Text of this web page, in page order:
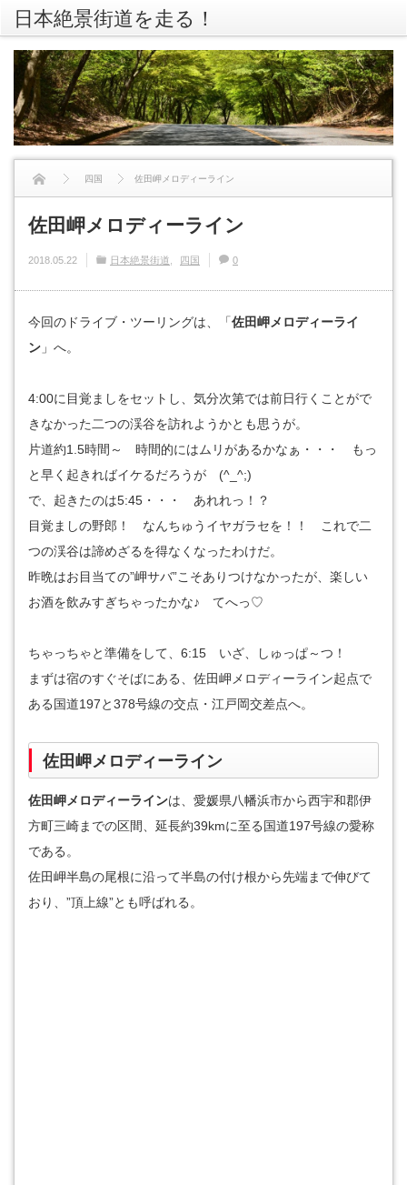
日本絶景街道を走る！
四国 佐田岬メロディーライン
佐田岬メロディーライン
2018.05.22 日本絶景街道 四国 0
今回のドライブ・ツーリングは、「佐田岬メロディーライ
ン 」へ。
4:00に目覚ましをセットし、気分次第では前日行くことがで
きなかった二つの渓谷を訪れようかとも思うが。
片道約1.5時間～ 時間的にはムリがあるかなぁ・・・ もっ
と早く起きればイケるだろうが (^_^;)
で、起きたのは5:45・・・ あれれっ！？
目覚ましの野郎！ なんちゅうイヤガラセを！！ これで二
つの渓谷は諦めざるを得なくなったわけだ。
昨晩はお目当ての”岬サバ”こそありつけなかったが、楽しい
お酒を飲みすぎちゃったかな♪ てへっ♡
ちゃっちゃと準備をして、6:15 いざ、しゅっぱ～つ！
まずは宿のすぐそばにある、佐田岬メロディーライン起点で
ある国道197と378号線の交点・江戸岡交差点へ。
佐田岬メロディーライン
佐田岬メロディーラインは、愛媛県八幡浜市から西宇和郡伊
方町三崎までの区間、延長約39kmに至る国道197号線の愛称
である。
佐田岬半島の尾根に沿って半島の付け根から先端まで伸びて
おり、”頂上線”とも呼ばれる。